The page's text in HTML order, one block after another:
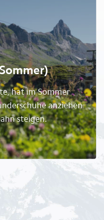
hat im Sommer
anziehen
steigen.